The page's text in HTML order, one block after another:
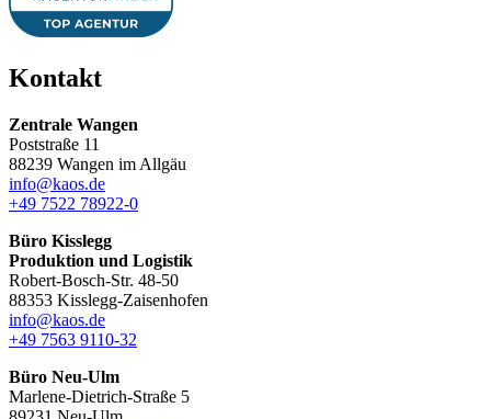
Kontakt
Zentrale Wangen
Poststraße 11
88239 Wangen im Allgäu
info@kaos.de
+49 7522 78922-0
Büro Kisslegg
Produktion und Logistik
Robert-Bosch-Str. 48-50
88353 Kisslegg-Zaisenhofen
info@kaos.de
+49 7563 9110-32
Büro Neu-Ulm
Marlene-Dietrich-Straße 5